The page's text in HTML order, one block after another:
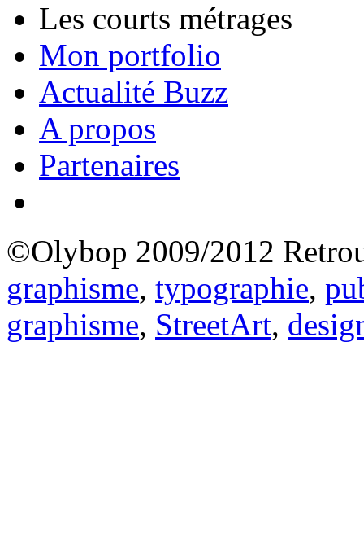
Les courts métrages
Mon portfolio
Actualité Buzz
A propos
Partenaires
©Olybop 2009/2012
graphisme, typographie,
graphisme, StreetArt,